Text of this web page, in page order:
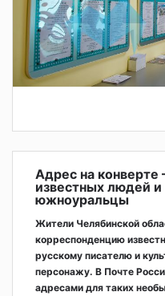
Адрес на
известных людей
южноуральцы
Жители Челябинской
корреспонденцию
русскому писателю и
персонажу. В Почте
адресами для таких